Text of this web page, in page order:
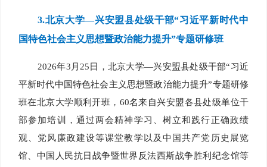
3.北京大学—兴安盟县处级干部“习近平新时代中
国特色社会主义思想暨政治能力提升”专题研修班
2026年3月25日，北京大学—兴安盟县处级干部“习近
平新时代中国特色社会主义思想暨政治能力提升”专题研修
班在北京大学顺利开班，60名来自兴安盟各县处级单位干
部参加培训，通过两会精神学习、树立和践行正确政绩
观、党风廉政建设等课堂教学以及中国共产党历史展览
馆、中国人民抗日战争暨世界反法西斯战争胜利纪念馆等